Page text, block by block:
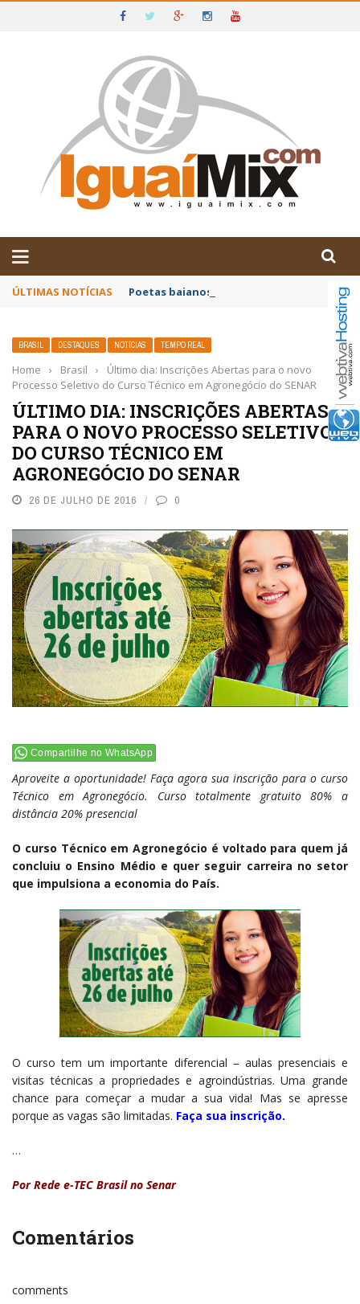
IGUAÍ E SUDOESTE DA BAHIA
ÚLTIMAS NOTÍCIAS Poetas baianos representam o Brasil no
BRASIL DESTAQUES NOTÍCIAS TEMPO REAL
Home › Brasil ›
Último dia: Inscrições Abertas para o novo
Processo Seletivo do Curso Técnico em Agronegócio do SENAR
ÚLTIMO DIA: INSCRIÇÕES ABERTAS
PARA O NOVO PROCESSO SELETIVO
DO CURSO TÉCNICO EM
AGRONEGÓCIO DO SENAR
26 DE JULHO DE 2016 0
Compartilhe no WhatsApp
Aproveite a oportunidade! Faça agora sua inscrição para o curso
Técnico em Agronegócio. Curso totalmente gratuito 80% a
distância 20% presencial
O curso Técnico em Agronegócio é voltado para quem já
concluiu o Ensino Médio e quer seguir carreira no setor
que impulsiona a economia do País.
O curso tem um importante diferencial – aulas presenciais e
visitas técnicas a propriedades e agroindústrias. Uma grande
chance para começar a mudar a sua vida! Mas se apresse
porque as vagas são limitadas. Faça sua inscrição.
…
PorRede e-TEC Brasil no Senar
Comentários
comments